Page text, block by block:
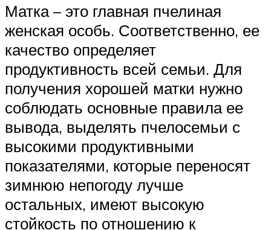
Матка – это главная пчелиная
женская особь. Соответственно, ее
качество определяет
продуктивность всей семьи. Для
получения хорошей матки нужно
соблюдать основные правила ее
вывода, выделять пчелосемьи с
высокими продуктивными
показателями, которые переносят
зимнюю непогоду лучше
остальных, имеют высокую
стойкость по отношению к